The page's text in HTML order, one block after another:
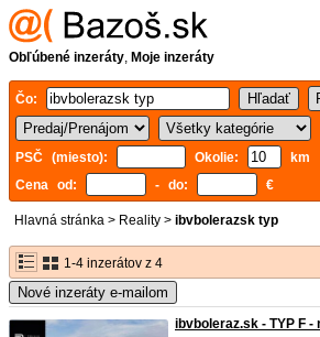
Obľúbené inzeráty, Moje inzeráty
Čo:
PSČ (miesto): Okolie:
km
Cena od:
- do: €
Hlavná stránka > Reality > ibvbolerazsk typ
1-4 inzerátov z 4
Nové inzeráty e-mailom
ibvboleraz.sk - TYP F -